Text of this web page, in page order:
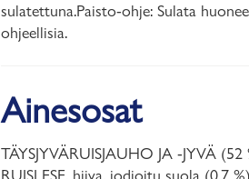
sulatettuna.Paisto-ohje: Sulata
ohjeellisia.
Ainesosat
TÄYSJYVÄRUISJAUHO JA -JYVÄ
RUISLESE, hiiva, jodioitu suola (0,7